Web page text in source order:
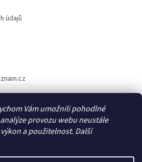
Vám umožnili pohodlné
provozu webu neustále
a použitelnost. Další
údajů